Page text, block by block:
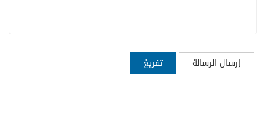
إرسال الرسالة تفريغ